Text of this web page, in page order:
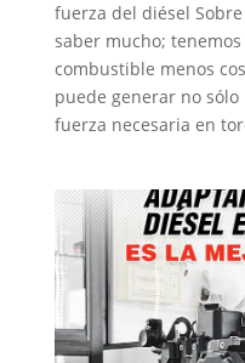
fuerza del diésel
saber mucho;
combustible menos
puede generar no
fuerza necesaria en